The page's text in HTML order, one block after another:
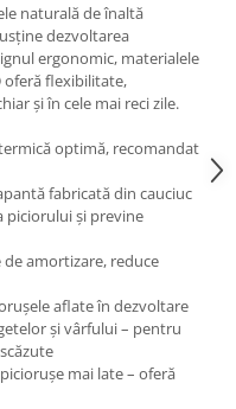
naturală de înaltă
dezvoltarea
ergonomic, materialele
oferă flexibilitate,
și în cele mai reci zile.
optimă, recomandat
fabricată din cauciuc
piciorului și previne
amortizare, reduce
aflate în dezvoltare
și vârfului – pentru
mai late – oferă